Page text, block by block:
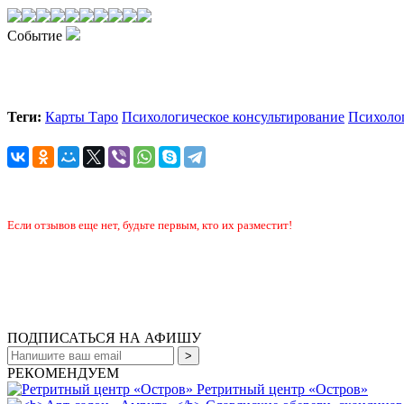
Событие
Теги: Карты Таро Психологическое консультирование
Если отзывов еще нет, будьте первым, кто их разместит!
ПОДПИСАТЬСЯ НА АФИШУ
РЕКОМЕНДУЕМ
Ретритный центр «Остров»